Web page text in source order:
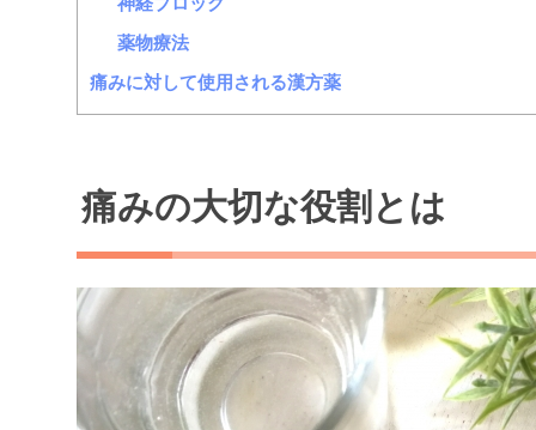
薬物療法
痛みに対して使用される漢方薬
痛みの大切な役割とは